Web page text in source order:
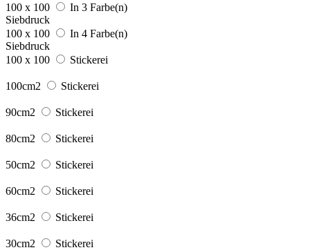
100 x 100
In 3 Farbe(n)
Siebdruck
100 x 100
In 4 Farbe(n)
Siebdruck
100 x 100
Stickerei
100cm2 Stickerei
90cm2 Stickerei
80cm2 Stickerei
50cm2 Stickerei
60cm2 Stickerei
36cm2 Stickerei
30cm2 Stickerei